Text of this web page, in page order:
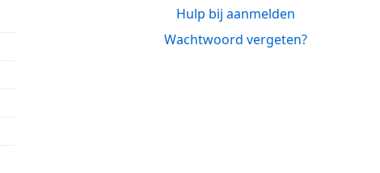
Hulp bij aanmelden
Wachtwoord vergeten?